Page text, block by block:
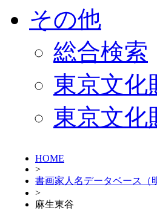
その他
総合検索
東京文化
東京文化
HOME
>
書画家人名データベース（
>
麻生東谷